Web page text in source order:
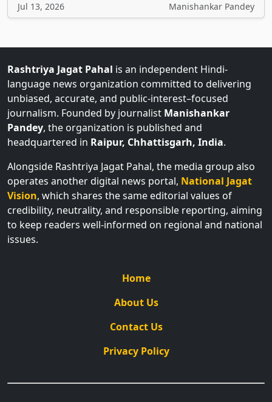
Jul 13, 2026 Manishankar Pandey
Rashtriya Jagat Pahal is an independent Hindi-
language news organization committed to delivering
unbiased, accurate, and public-interest–focused
journalism. Founded by journalist Manishankar
Pandey, the organization is published and
headquartered in Raipur, Chhattisgarh, India.
Alongside Rashtriya Jagat Pahal, the media group also
operates another digital news portal, National Jagat
Vision, which shares the same editorial values of
credibility, neutrality, and responsible reporting, aiming
to keep readers well-informed on regional and national
issues.
Home
About Us
Contact Us
Privacy Policy